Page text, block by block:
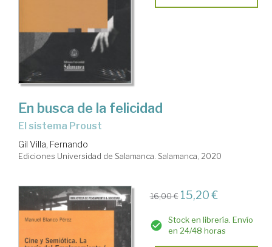
En busca de la felicidad
El sistema Proust
Gil Villa, Fernando
Ediciones Universidad de Salamanca. Salamanca, 2020
16,00 € 15,20 €
Stock en librería. Envío
en 24/48 horas